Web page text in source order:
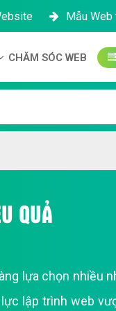
Mẫu Web
CHĂM SÓC WEB
QUẢ
lựa chọn nhiều
lập trình web